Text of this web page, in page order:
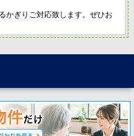
かぎりご対応致します。ぜひお